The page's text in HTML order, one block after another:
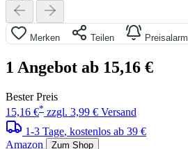
Merken Teilen Preisalarm
1 Angebot ab 15,16 €
Bester Preis
15,16 €* zzgl. 3,99 € Versand
1-3 Tage, kostenlos ab 39 €
Amazon
Zum Shop